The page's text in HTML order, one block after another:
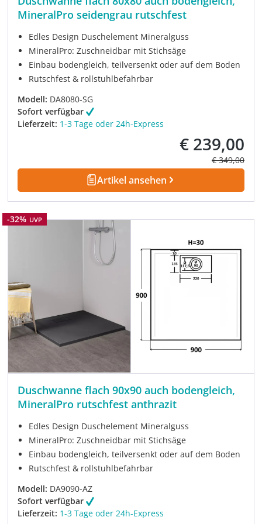
MineralPro seidengrau rutschfest
Edles Design Duschelement Mineralguss
MineralPro: Zuschneidbar mit Stichsäge
Einbau bodengleich, teilversenkt oder auf dem Boden
Rutschfest & rollstuhlbefahrbar
Modell: DA8080-SG
Sofort verfügbar
Lieferzeit: 1-3 Tage oder 24h-Express
Verkaufspreis:
€ 239,00
Regulärer
€ 349,00
Artikel ansehen
Rabatt
-32% UVP
Duschwanne flach 90x90 auch bodengleich,
MineralPro rutschfest anthrazit
Edles Design Duschelement Mineralguss
MineralPro: Zuschneidbar mit Stichsäge
Einbau bodengleich, teilversenkt oder auf dem Boden
Rutschfest & rollstuhlbefahrbar
Modell: DA9090-AZ
Sofort verfügbar
Lieferzeit: 1-3 Tage oder 24h-Express